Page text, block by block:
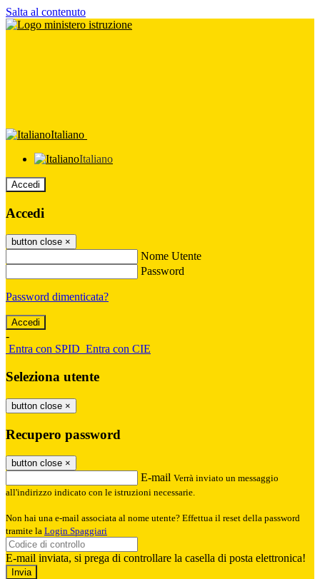
Salta al contenuto
Italiano
Italiano
Accedi
Accedi
button close ×
Nome Utente
Password
Password dimenticata?
-
Entra con SPID Entra con CIE
Seleziona utente
button close ×
Recupero password
button close ×
E-mail Verrà inviato un messaggio
all'indirizzo indicato con le istruzioni necessarie.
Non hai una e-mail associata al nome utente? Effettua il reset della password
tramite la Login Spaggiari
E-mail inviata, si prega di controllare la casella di posta elettronica!